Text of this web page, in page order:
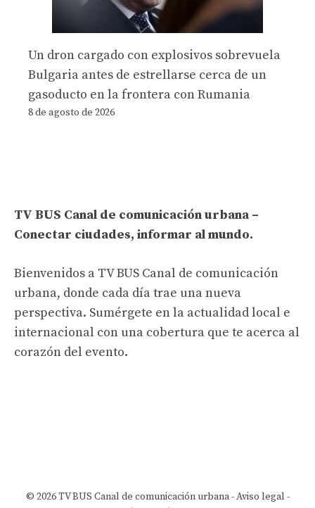
Un dron cargado con explosivos sobrevuela
Bulgaria antes de estrellarse cerca de un
gasoducto en la frontera con Rumania
8 de agosto de 2026
TV BUS Canal de comunicación urbana –
Conectar ciudades, informar al mundo.
Bienvenidos a TV BUS Canal de comunicación
urbana, donde cada día trae una nueva
perspectiva. Sumérgete en la actualidad local e
internacional con una cobertura que te acerca al
corazón del evento.
© 2026 TV BUS Canal de comunicación urbana -Aviso legal -